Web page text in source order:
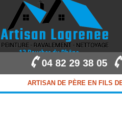
04 82 29 38 05
ARTISAN DE PÈRE EN FILS